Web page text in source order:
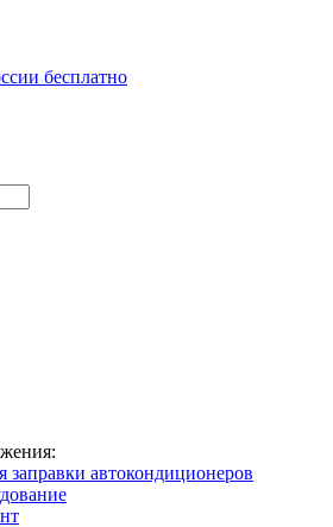
бесплатно
заправки автокондиционеров